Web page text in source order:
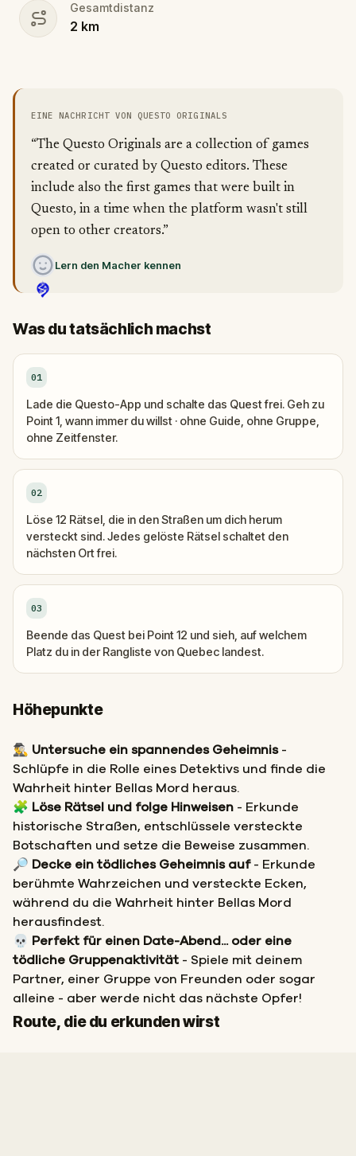
Gesamtdistanz
2 km
EINE NACHRICHT VON QUESTO ORIGINALS
“The Questo Originals are a collection of games
created or curated by Questo editors. These
include also the first games that were built in
Questo, in a time when the platform wasn't still
open to other creators.”
Lern den Macher kennen
Was du tatsächlich machst
01
Lade die Questo-App und schalte das Quest frei. Geh zu
Point 1, wann immer du willst · ohne Guide, ohne Gruppe,
ohne Zeitfenster.
02
Löse 12 Rätsel, die in den Straßen um dich herum
versteckt sind. Jedes gelöste Rätsel schaltet den
nächsten Ort frei.
03
Beende das Quest bei Point 12 und sieh, auf welchem
Platz du in der Rangliste von Quebec landest.
Höhepunkte
🕵️‍♂️ Untersuche ein spannendes Geheimnis-
Schlüpfe in die Rolle eines Detektivs und finde die
Wahrheit hinter Bellas Mord heraus.
🧩 Löse Rätsel und folge Hinweisen - Erkunde
historische Straßen, entschlüssele versteckte
Botschaften und setze die Beweise zusammen.
🔎 Decke ein tödliches Geheimnis auf- Erkunde
berühmte Wahrzeichen und versteckte Ecken,
während du die Wahrheit hinter Bellas Mord
herausfindest.
💀
Perfekt für einen Date-Abend... oder eine
tödliche Gruppenaktivität - Spiele mit deinem
Partner, einer Gruppe von Freunden oder sogar
alleine - aber werde nicht das nächste Opfer!
Route, die du erkunden wirst
Start
Ziel